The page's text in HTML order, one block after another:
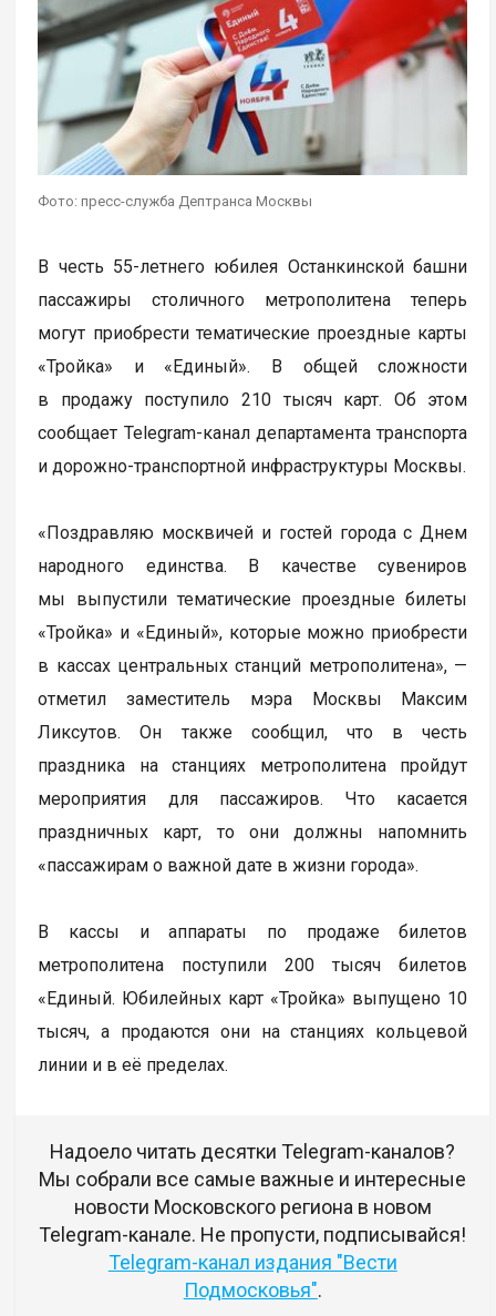
Фото: пресс-служба Дептранса Москвы
В честь 55-летнего юбилея Останкинской башни
пассажиры столичного метрополитена теперь
могут приобрести тематические проездные карты
«Тройка» и «Единый». В общей сложности
в продажу поступило 210 тысяч карт. Об этом
сообщает Telegram-канал департамента транспорта
и дорожно-транспортной инфраструктуры Москвы.
«Поздравляю москвичей и гостей города с Днем
народного единства. В качестве сувениров
мы выпустили тематические проездные билеты
«Тройка» и «Единый», которые можно приобрести
в кассах центральных станций метрополитена», —
отметил заместитель мэра Москвы Максим
Ликсутов. Он также сообщил, что в честь
праздника на станциях метрополитена пройдут
мероприятия для пассажиров. Что касается
праздничных карт, то они должны напомнить
«пассажирам о важной дате в жизни города».
В кассы и аппараты по продаже билетов
метрополитена поступили 200 тысяч билетов
«Единый. Юбилейных карт «Тройка» выпущено 10
тысяч, а продаются они на станциях кольцевой
линии и в её пределах.
Надоело читать десятки Telegram-каналов?
Мы собрали все самые важные и интересные
новости Московского региона в новом
Telegram-канале. Не пропусти, подписывайся!
Telegram-канал издания "Вести
Подмосковья".